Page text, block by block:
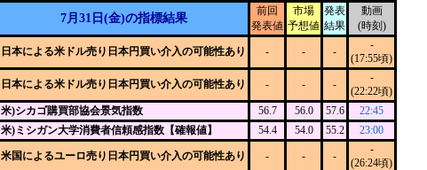
7月31日(金)の指標結果
前回
発表値
市場
予想値
発表
結果
動画
(時刻)
日本による米ドル売り日本円買い介入の可能性あり - - -
-
(17:55頃)
日本による米ドル売り日本円買い介入の可能性あり - - -
-
(22:22頃)
米)シカゴ購買部協会景気指数
56.7 56.0 57.6
22:45
米)ミシガン大学消費者信頼感指数【確報値】
54.4 54.0 55.2 23:00
米国によるユーロ売り日本円買い介入の可能性あり - - -
-
(26:24頃)